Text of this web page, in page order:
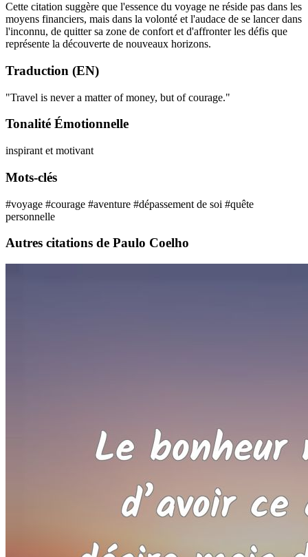
Cette citation suggère que l'essence du voyage ne réside pas dans les
moyens financiers, mais dans la volonté et l'audace de se lancer dans
l'inconnu, de quitter sa zone de confort et d'affronter les défis que
représente la découverte de nouveaux horizons.
Traduction (EN)
"Travel is never a matter of money, but of courage."
Tonalité Émotionnelle
inspirant et motivant
Mots-clés
#voyage #courage #aventure #dépassement de soi #quête
personnelle
Autres citations de Paulo Coelho